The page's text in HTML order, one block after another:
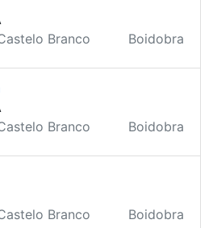
Branco
Boidobra
Branco
Boidobra
Branco
Boidobra